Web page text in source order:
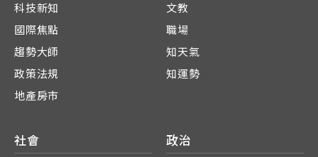
科技新知
國際焦點
趨勢大師
政策法規
地產房市
文教
職場
知天氣
知運勢
社會 政治